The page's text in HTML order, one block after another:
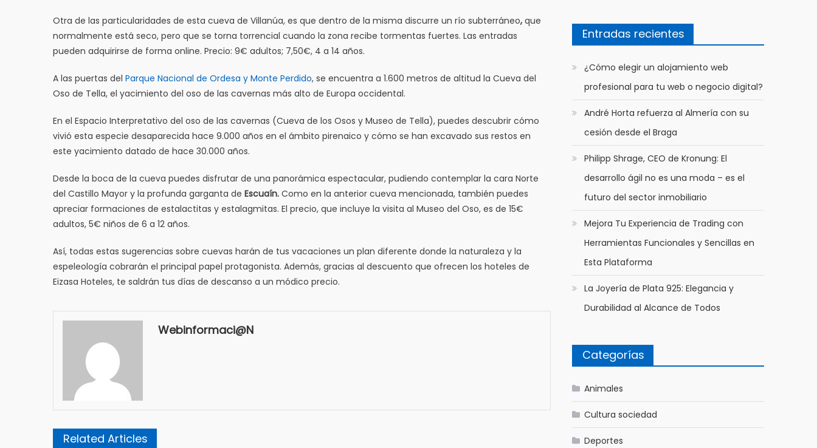
Otra de las particularidades de esta cueva de Villanúa, es que dentro de la misma discurre un río subterráneo, que
normalmente está seco, pero que se torna torrencial cuando la zona recibe tormentas fuertes. Las entradas
pueden adquirirse de forma online. Precio: 9€ adultos; 7,50€, 4 a 14 años.
A las puertas del Parque Nacional de Ordesa y Monte Perdido, se encuentra a 1.600 metros de altitud la Cueva del
Oso de Tella, el yacimiento del oso de las cavernas más alto de Europa occidental.
En el Espacio Interpretativo del oso de las cavernas (Cueva de los Osos y Museo de Tella), puedes descubrir cómo
vivió esta especie desaparecida hace 9.000 años en el ámbito pirenaico y cómo se han excavado sus restos en
este yacimiento datado de hace 30.000 años.
Desde la boca de la cueva puedes disfrutar de una panorámica espectacular, pudiendo contemplar la cara Norte
del Castillo Mayor y la profunda garganta de Escuaín. Como en la anterior cueva mencionada, también puedes
apreciar formaciones de estalactitas y estalagmitas. El precio, que incluye la visita al Museo del Oso, es de 15€
adultos, 5€ niños de 6 a 12 años.
Así, todas estas sugerencias sobre cuevas harán de tus vacaciones un plan diferente donde la naturaleza y la
espeleología cobrarán el principal papel protagonista. Además, gracias al descuento que ofrecen los hoteles de
Eizasa Hoteles, te saldrán tus días de descanso a un módico precio.
Webinformaci@n
Related Articles
Entradas recientes
​¿Cómo elegir un alojamiento web
profesional para tu web o negocio digital?
André Horta refuerza al Almería con su
cesión desde el Braga
Philipp Shrage, CEO de Kronung: El
desarrollo ágil no es una moda – es el
futuro del sector inmobiliario
Mejora Tu Experiencia de Trading con
Herramientas Funcionales y Sencillas en
Esta Plataforma
La Joyería de Plata 925: Elegancia y
Durabilidad al Alcance de Todos
Categorías
Animales
Cultura sociedad
Deportes